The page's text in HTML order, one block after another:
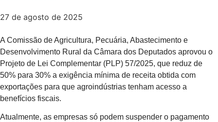
27 de agosto de 2025
A Comissão de Agricultura, Pecuária, Abastecimento e
Desenvolvimento Rural da Câmara dos Deputados aprovou o
Projeto de Lei Complementar (PLP) 57/2025, que reduz de
50% para 30% a exigência mínima de receita obtida com
exportações para que agroindústrias tenham acesso a
benefícios fiscais.
Atualmente, as empresas só podem suspender o pagamento